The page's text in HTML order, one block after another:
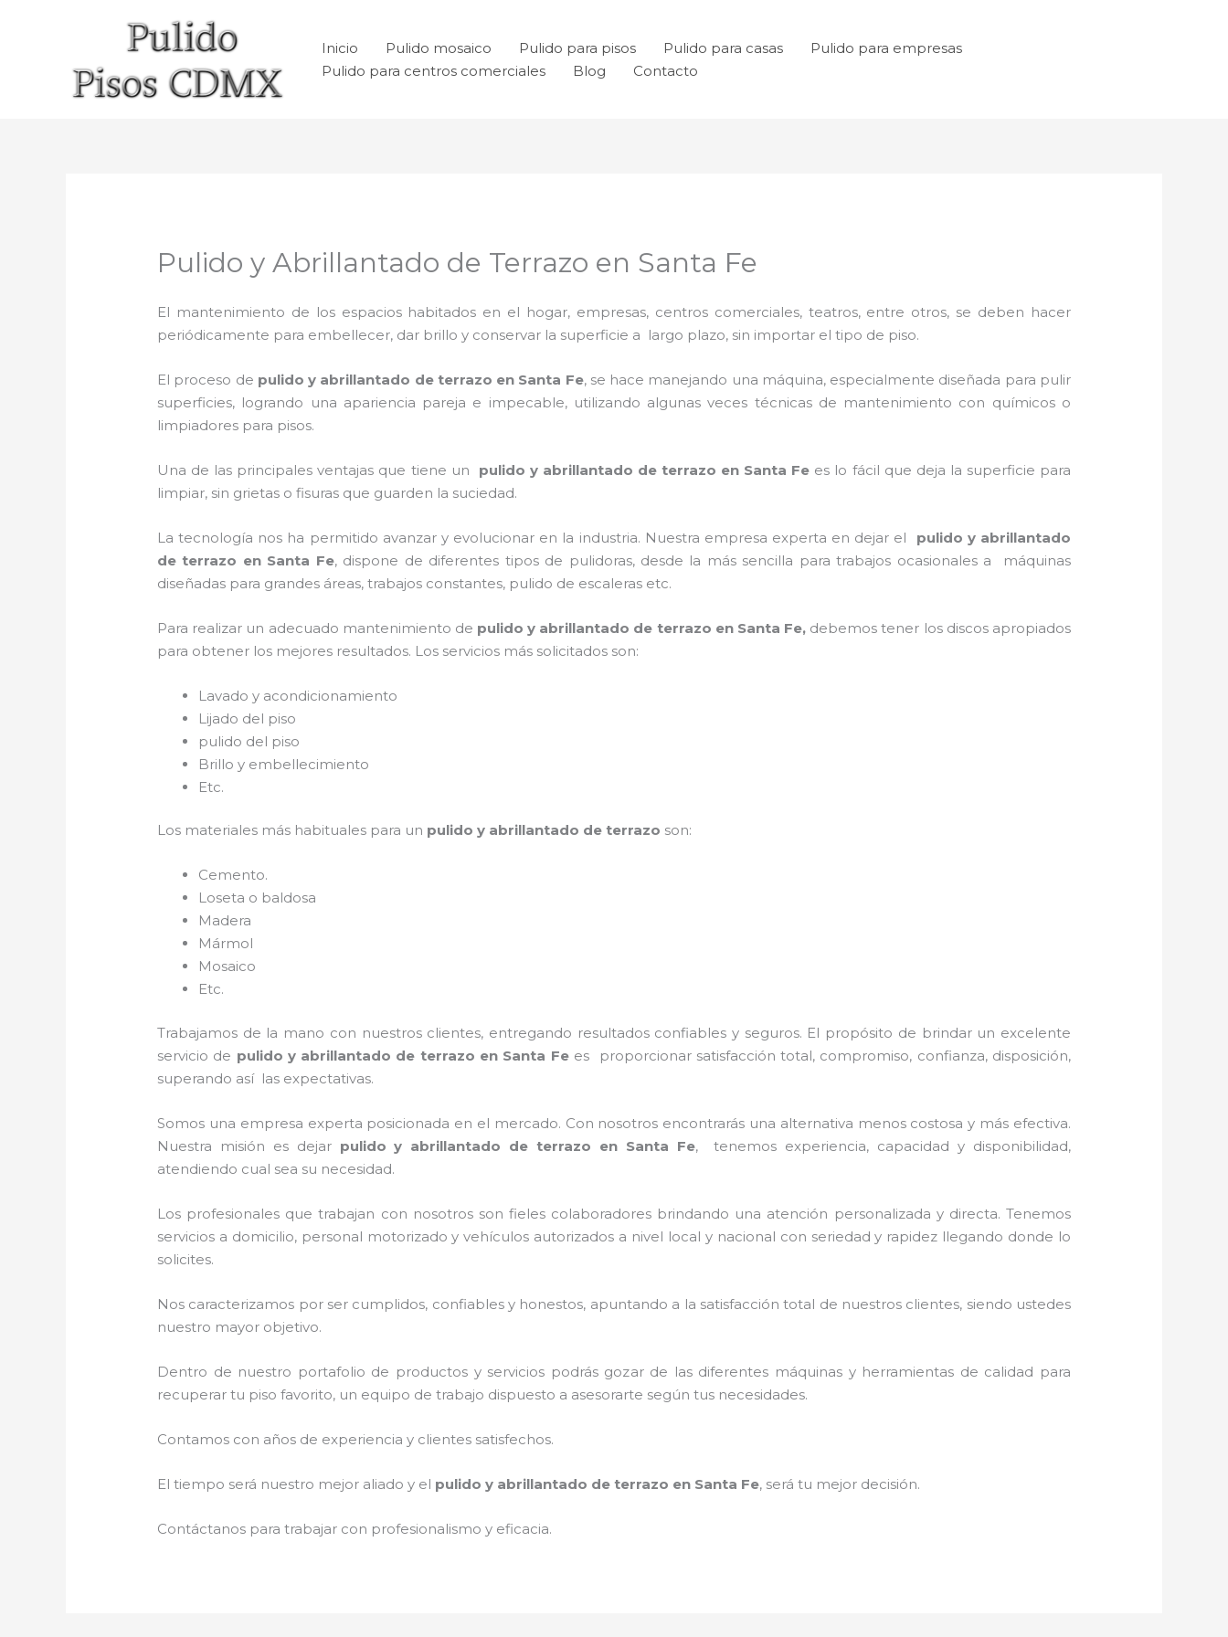
Inicio Pulido mosaico Pulido para pisos Pulido para casas
Pulido para empresas
Pulido para centros comerciales
Blog Contacto
Pulido y Abrillantado de Terrazo en Santa Fe
El mantenimiento de los espacios habitados en el hogar, empresas, centros comerciales, teatros, entre otros, se deben hacer
periódicamente para embellecer, dar brillo y conservar la superficie a largo plazo, sin importar el tipo de piso.
El proceso de pulido y abrillantado de terrazo en Santa Fe, se hace manejando una máquina, especialmente diseñada para pulir
superficies, logrando una apariencia pareja e impecable, utilizando algunas veces técnicas de mantenimiento con químicos o
limpiadores para pisos.
Una de las principales ventajas que tiene un pulido y abrillantado de terrazo en Santa Fe es lo fácil que deja la superficie para
limpiar, sin grietas o fisuras que guarden la suciedad.
La tecnología nos ha permitido avanzar y evolucionar en la industria. Nuestra empresa experta en dejar el pulido y abrillantado
de terrazo en Santa Fe, dispone de diferentes tipos de pulidoras, desde la más sencilla para trabajos ocasionales a máquinas
diseñadas para grandes áreas, trabajos constantes, pulido de escaleras etc.
Para realizar un adecuado mantenimiento de pulido y abrillantado de terrazo en Santa Fe, debemos tener los discos apropiados
para obtener los mejores resultados. Los servicios más solicitados son:
Lavado y acondicionamiento
Lijado del piso
pulido del piso
Brillo y embellecimiento
Etc.
Los materiales más habituales para un pulido y abrillantado de terrazo son:
Cemento.
Loseta o baldosa
Madera
Mármol
Mosaico
Etc.
Trabajamos de la mano con nuestros clientes, entregando resultados confiables y seguros. El propósito de brindar un excelente
servicio de pulido y abrillantado de terrazo en Santa Fees proporcionar satisfacción total, compromiso, confianza, disposición,
superando así las expectativas.
Somos una empresa experta posicionada en el mercado. Con nosotros encontrarás una alternativa menos costosa y más efectiva.
Nuestra misión es dejar pulido y abrillantado de terrazo en Santa Fe, tenemos experiencia, capacidad y disponibilidad,
atendiendo cual sea su necesidad.
Los profesionales que trabajan con nosotros son fieles colaboradores brindando una atención personalizada y directa. Tenemos
servicios a domicilio, personal motorizado y vehículos autorizados a nivel local y nacional con seriedad y rapidez llegando donde lo
solicites.
Nos caracterizamos por ser cumplidos, confiables y honestos, apuntando a la satisfacción total de nuestros clientes, siendo ustedes
nuestro mayor objetivo.
Dentro de nuestro portafolio de productos y servicios podrás gozar de las diferentes máquinas y herramientas de calidad para
recuperar tu piso favorito, un equipo de trabajo dispuesto a asesorarte según tus necesidades.
Contamos con años de experiencia y clientes satisfechos.
El tiempo será nuestro mejor aliado y el pulido y abrillantado de terrazo en Santa Fe, será tu mejor decisión.
Contáctanos para trabajar con profesionalismo y eficacia.